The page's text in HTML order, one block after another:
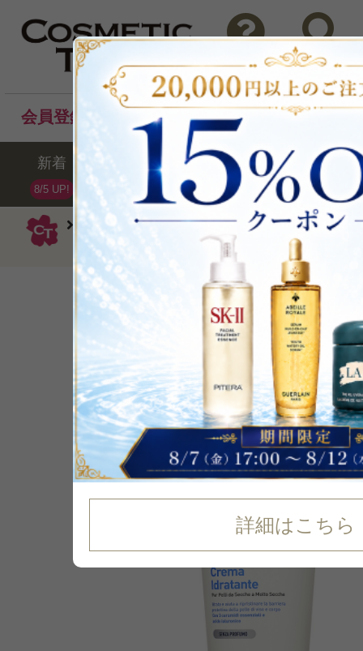
セラヴィ ボディクリーム
モイスチ
（ドライ/ベリードライ）177ml
問い合わせ 検索
会員登録後のお買い物でポイントプレゼント！
新着
8/5 UP!
セール ランキング ブ
詳細はこちら
軽やか保湿で潤い